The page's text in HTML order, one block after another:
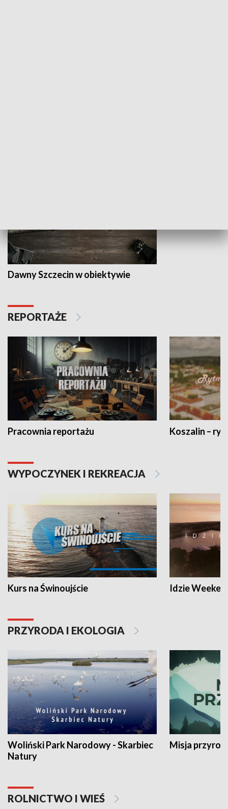
Dawny Szczecin w obiektywie
REPORTAŻE
Pracownia reportażu Koszalin –
WYPOCZYNEK I REKREACJA
Kurs na Świnoujście Idzie
PRZYRODA I EKOLOGIA
Woliński Park Narodowy - Skarbiec
Natury
Misja
ROLNICTWO I WIEŚ